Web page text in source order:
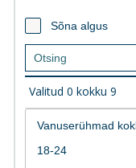
Sõna algus
Valitud 0 kokku 9